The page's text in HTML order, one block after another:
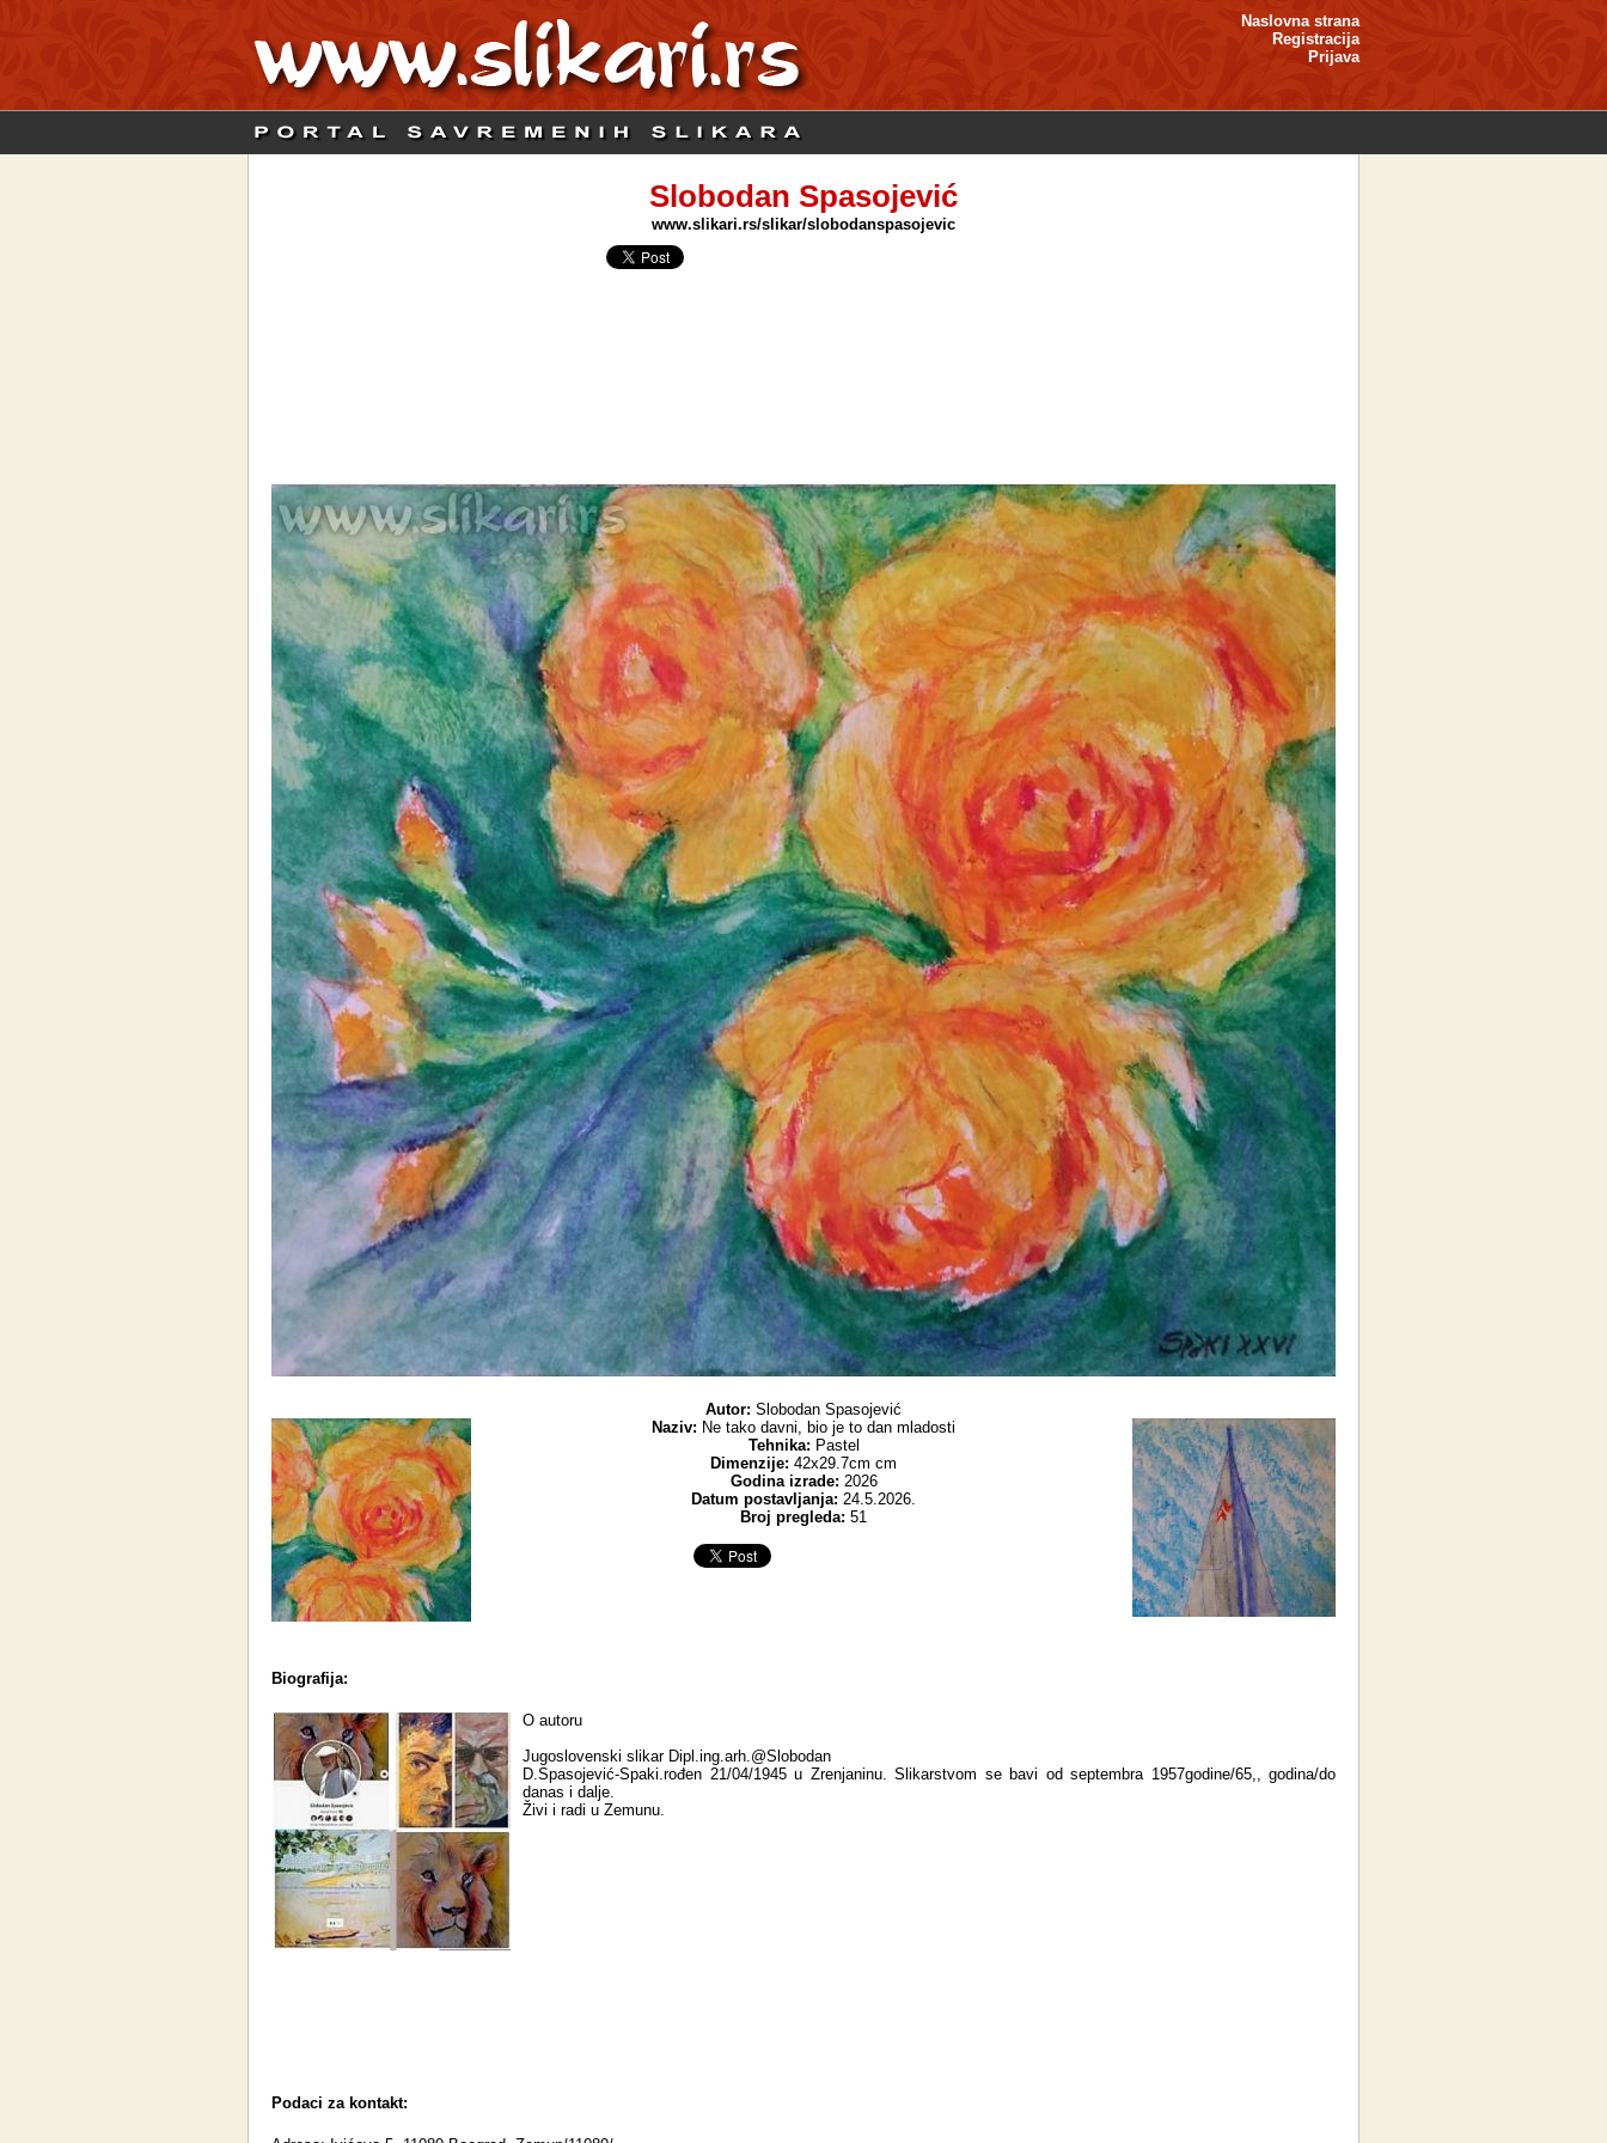
Naslovna strana
Registracija
Prijava
Slobodan Spasojević
www.slikari.rs/slikar/slobodanspasojevic
Autor: Slobodan Spasojević
Naziv: Ne tako davni, bio je to dan mladosti
Tehnika: Pastel
Dimenzije: 42x29.7cm cm
Godina izrade: 2026
Datum postavljanja: 24.5.2026.
Broj pregleda: 51
Biografija:
O autoru
Jugoslovenski slikar Dipl.ing.arh.@Slobodan
D.Spasojević-Spaki.rođen 21/04/1945 u Zrenjaninu. Slikarstvom se bavi od septembra 1957godine/65,, godina/do
danas i dalje.
Živi i radi u Zemunu.
Podaci za kontakt: